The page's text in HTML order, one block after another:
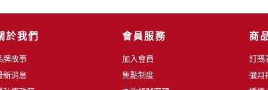
於我們
牌故事
新消息
會員服務
加入會員
集點制度
商
訂購
彌月